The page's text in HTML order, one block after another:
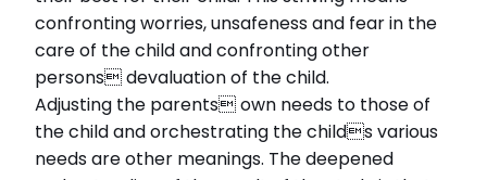
confronting worries, unsafeness and fear in the
care of the child and confronting other
persons devaluation of the child.
Adjusting the parents own needs to those of
the child and orchestrating the childs various
needs are other meanings. The deepened